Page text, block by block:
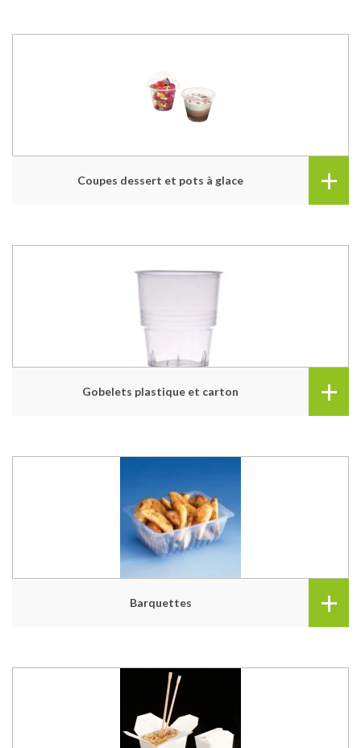
Coupes dessert et pots à glace +
Gobelets plastique et carton +
Barquettes +